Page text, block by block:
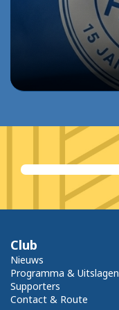
Club
Nieuws
Programma & Uitslagen
Supporters
Contact & Route